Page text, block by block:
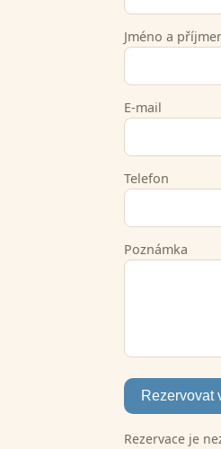
Jméno a
E-mail
Telefon
Poznámka
Rezervovat
Rezervace je